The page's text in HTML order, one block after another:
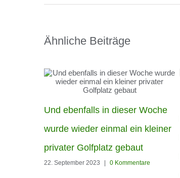
Ähnliche Beiträge
Und ebenfalls in dieser Woche
wurde wieder einmal ein kleiner
privater Golfplatz gebaut
22. September 2023 0 Kommentare